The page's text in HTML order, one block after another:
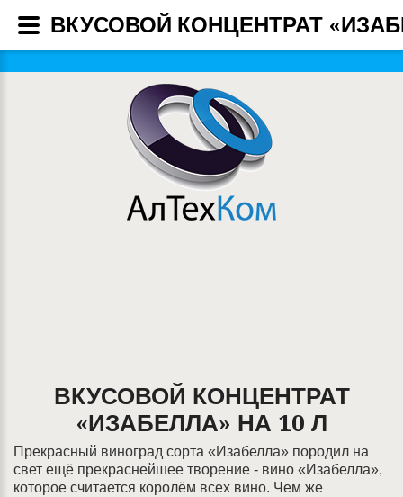
ВКУСОВОЙ КОНЦЕНТРАТ
«ИЗАБЕЛЛА» НА 10 Л
Прекрасный виноград сорта «Изабелла» породил на
свет ещё прекраснейшее творение - вино «Изабелла»,
которое считается королём всех вино. Чем же
ВКУСОВОЙ КОНЦЕНТРАТ